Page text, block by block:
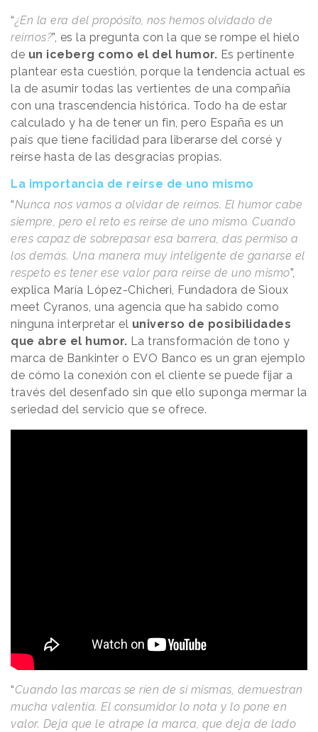
“¿En la era del propósito, nos hemos olvidado de
reírnos?”, es la pregunta con la que se rompe el hielo
de un iceberg como el del humor. Es pertinente
plantear esta cuestión, porque la tendencia actual es
la de asumir todas las vertientes de una compañía
con una trascendencia histórica. Todo ha de estar
calculado y ha de tener un fin, pero España es un
país que tiene facilidad para liberarse del corsé y
reírse hasta de las desgracias propias.
La importancia de reírse de uno mismo
“Nunca nos vamos a olvidar de reírnos. El humor cabe
siempre, pero el reto es reírse de uno mismo. Cuando
eres capaz de sobrepasar esa barrera, das permiso a
los demás. Una manera muy inteligente de ganarse el
respeto es tener ese valor para reírse de uno mismo”,
explica María López-Chicheri, Fundadora de Sioux
meet Cyranos, una agencia que ha sabido como
ninguna interpretar el universo de posibilidades
que abre el humor. La transformación de tono y
marca de Bankinter o EVO Banco es un gran ejemplo
de cómo la conexión con el cliente se puede fijar a
través del desenfado sin que ello suponga mermar la
seriedad del servicio que se ofrece.
“Cuando las marcas se ríen de sí mismas, demuestran
mucha valentía. El consumidor lo nota y lo pone en
valor. Deja que le atrape la marca, que deja de lado